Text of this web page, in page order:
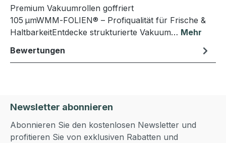
Premium Vakuumrollen goffriert
105 µmWMM‑FOLIEN® – Profiqualität für Frische &
HaltbarkeitEntdecke strukturierte Vakuum… Mehr
Bewertungen
Newsletter abonnieren
Abonnieren Sie den kostenlosen Newsletter und
profitieren Sie von exklusiven Rabatten und